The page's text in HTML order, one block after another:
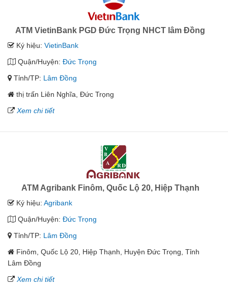
ATM VietinBank PGD Đức Trọng NHCT lâm Đồng
Ký hiệu: VietinBank
Quận/Huyện: Đức Trọng
Tỉnh/TP: Lâm Đồng
thị trấn Liên Nghĩa, Đức Trọng
Xem chi tiết
ATM Agribank Finôm, Quốc Lộ 20, Hiệp Thạnh
Ký hiệu: Agribank
Quận/Huyện: Đức Trọng
Tỉnh/TP: Lâm Đồng
Finôm, Quốc Lộ 20, Hiệp Thạnh, Huyện Đức Trọng, Tỉnh
Lâm Đồng
Xem chi tiết